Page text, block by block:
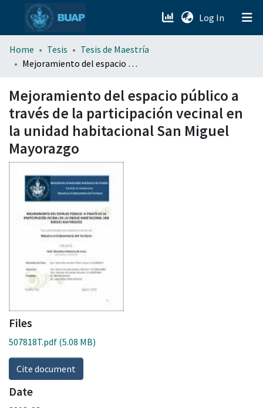
Log In (current)
menu.section.about_menu
Home Tesis
Tesis de Maestría
Mejoramiento del espacio público a través de la participación vecinal en la unidad habitacional San Miguel Mayorazgo
Mejoramiento del espacio público a
través de la participación vecinal en
la unidad habitacional San Miguel
Mayorazgo
Files
507818T.pdf (5.08 MB)
Cite document
Date